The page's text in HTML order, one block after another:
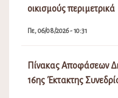
οικισμούς περιμετρικά
Πε, 06/08/2026 - 10:31
Πίνακας Αποφάσεων
16ης Έκτακτης